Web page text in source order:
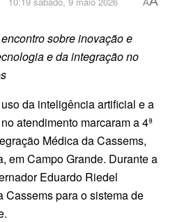
A
sobre inovação e
e da integração no
da inteligência artificial e a
atendimento marcaram a 4ª
Médica da Cassems,
em Campo Grande. Durante a
Eduardo Riedel
Cassems para o sistema de